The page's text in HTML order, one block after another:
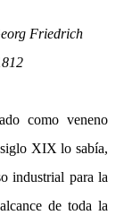
Friedrich
como veneno
XIX lo sabía,
industrial para la
de toda la